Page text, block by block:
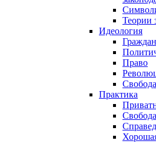
Теории
Идеология
Право
Практика